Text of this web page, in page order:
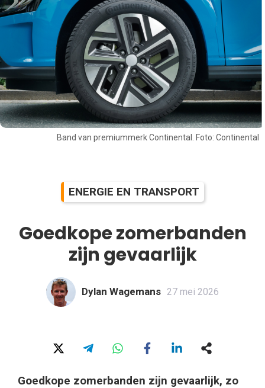
Band van premiummerk Continental. Foto: Continental
ENERGIE EN TRANSPORT
Goedkope zomerbanden
zijn gevaarlijk
Dylan Wagemans 27 mei 2026
Goedkope zomerbanden zijn gevaarlijk, zo